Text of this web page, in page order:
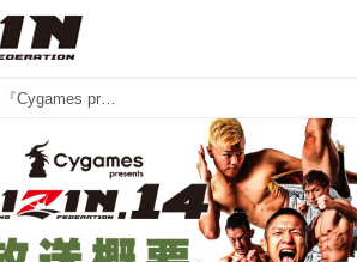
【放送情報】『Cygames presents RIZIN.14』 フジテレビで地上波放送決定！！